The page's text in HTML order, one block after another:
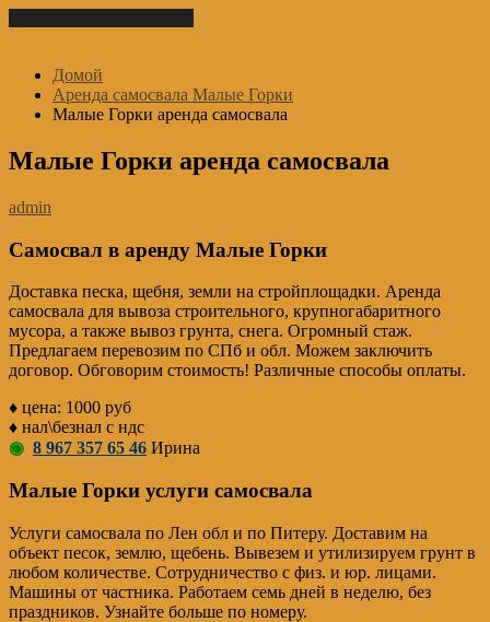
Домой
Аренда самосвала Малые Горки
Малые Горки аренда самосвала
Малые Горки аренда самосвала
admin
Самосвал в аренду Малые Горки
Доставка песка, щебня, земли на стройплощадки. Аренда
самосвала для вывоза строительного, крупногабаритного
мусора, а также вывоз грунта, снега. Огромный стаж.
Предлагаем перевозим по СПб и обл. Можем заключить
договор. Обговорим стоимость! Различные способы оплаты.
♦ цена: 1000 руб
♦ нал\безнал с ндс
◉ 8 967 357 65 46 Ирина
Малые Горки услуги самосвала
Услуги самосвала по Лен обл и по Питеру. Доставим на
объект песок, землю, щебень. Вывезем и утилизируем грунт в
любом количестве. Сотрудничество с физ. и юр. лицами.
Машины от частника. Работаем семь дней в неделю, без
праздников. Узнайте больше по номеру.